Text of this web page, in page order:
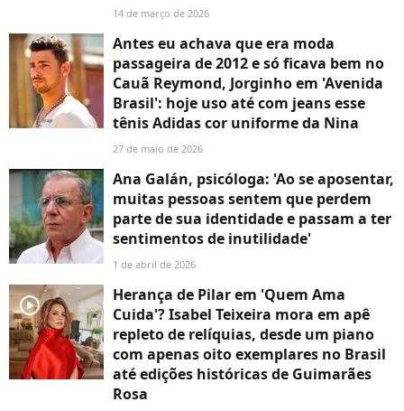
14 de março de 2026
Antes eu achava que era moda
passageira de 2012 e só ficava bem no
Cauã Reymond, Jorginho em 'Avenida
Brasil': hoje uso até com jeans esse
tênis Adidas cor uniforme da Nina
27 de maio de 2026
Ana Galán, psicóloga: 'Ao se aposentar,
muitas pessoas sentem que perdem
parte de sua identidade e passam a ter
sentimentos de inutilidade'
1 de abril de 2026
player2
Herança de Pilar em 'Quem Ama
Cuida'? Isabel Teixeira mora em apê
repleto de relíquias, desde um piano
com apenas oito exemplares no Brasil
até edições históricas de Guimarães
Rosa